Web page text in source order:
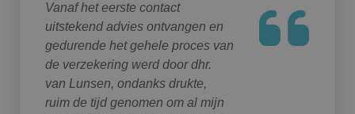
Vanaf het eerste contact
uitstekend advies ontvangen en
gedurende het gehele proces van
de verzekering werd door dhr.
van Lunsen, ondanks drukte,
ruim de tijd genomen om al mijn